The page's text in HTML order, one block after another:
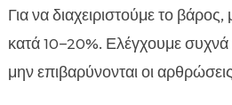
Για να διαχειριστούμε το βάρος,
κατά 10–20%. Ελέγχουμε
μην επιβαρύνονται οι